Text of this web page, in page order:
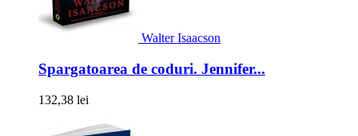
Walter Isaacson
Spargatoarea de coduri. Jennifer...
132,38 lei